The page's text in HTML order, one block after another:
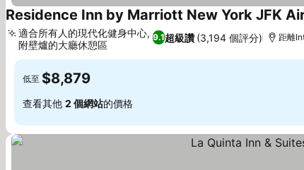
Residence Inn by Marriott New York JFK
9.1超級讚 (3,194 個評分)
適合所有人的現代化健身中心,
附壁爐的大廳休憩區
距離
低至 $8,879
查看其他 2 個網站的價格